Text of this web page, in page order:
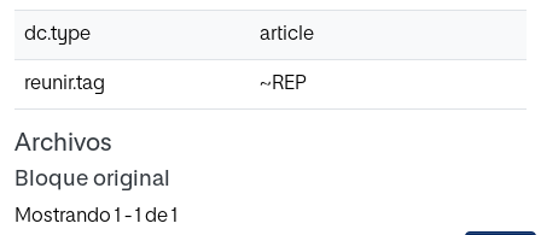
dc.type article
reunir.tag ~REP
Archivos
Bloque original
Mostrando 1 - 1 de 1